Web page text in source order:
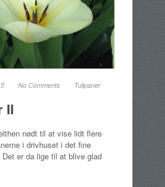
No Comments Tulipaner
II
nødt til at vise lidt flere
i drivhuset i det fine
er da lige til at blive glad